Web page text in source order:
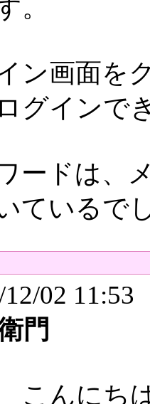
。
ン画面を
グインで
ードは、
ているで
02 11:53
門
こんにち